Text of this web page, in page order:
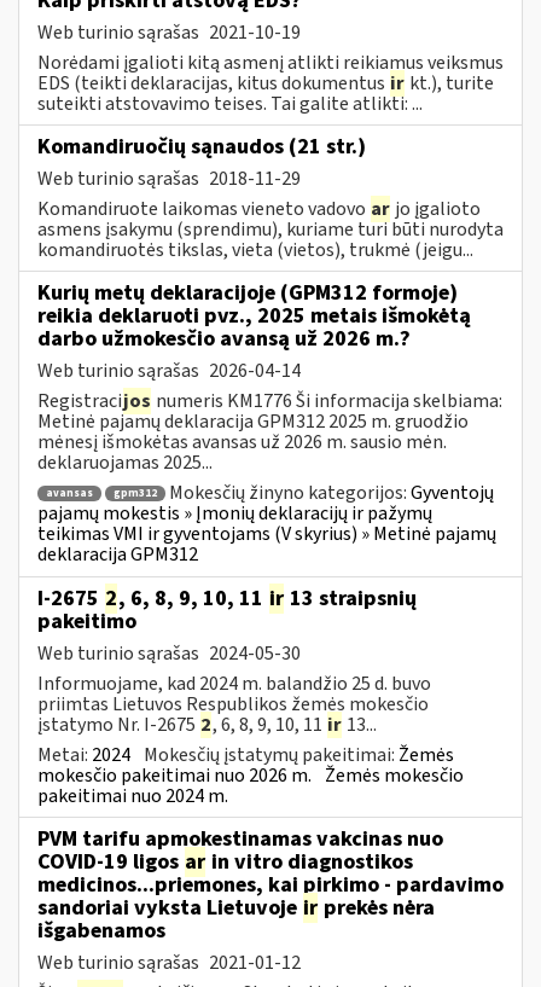
Web turinio sąrašas 2021-10-19
Norėdami įgalioti kitą asmenį atlikti reikiamus veiksmus
EDS (teikti deklaracijas, kitus dokumentus ir kt.), turite
suteikti atstovavimo teises. Tai galite atlikti: ...
Komandiruočių sąnaudos (21 str.)
Web turinio sąrašas 2018-11-29
Komandiruote laikomas vieneto vadovo ar jo įgalioto
asmens įsakymu (sprendimu), kuriame turi būti nurodyta
komandiruotės tikslas, vieta (vietos), trukmė (jeigu...
Kurių metų deklaracijoje (GPM312 formoje)
reikia deklaruoti pvz., 2025 metais išmokėtą
darbo užmokesčio avansą už 2026 m.?
Web turinio sąrašas 2026-04-14
Registracijos numeris KM1776 Ši informacija skelbiama:
Metinė pajamų deklaracija GPM312 2025 m. gruodžio
mėnesį išmokėtas avansas už 2026 m. sausio mėn.
deklaruojamas 2025...
avansas gpm312 Mokesčių žinyno kategorijos:Gyventojų
pajamų mokestis » Įmonių deklaracijų ir pažymų
teikimas VMI ir gyventojams (V skyrius) » Metinė pajamų
deklaracija GPM312
I-2675 2, 6, 8, 9, 10, 11 ir 13 straipsnių
pakeitimo
Web turinio sąrašas 2024-05-30
Informuojame, kad 2024 m. balandžio 25 d. buvo
priimtas Lietuvos Respublikos žemės mokesčio
įstatymo Nr. I-2675 2, 6, 8, 9, 10, 11 ir 13...
Metai: 2024 Mokesčių įstatymų pakeitimai: Žemės
mokesčio pakeitimai nuo 2026 m. Žemės mokesčio
pakeitimai nuo 2024 m.
PVM tarifu apmokestinamas vakcinas nuo
COVID-19 ligos ar in vitro diagnostikos
medicinos...priemones, kai pirkimo - pardavimo
sandoriai vyksta Lietuvoje ir prekės nėra
išgabenamos
Web turinio sąrašas 2021-01-12